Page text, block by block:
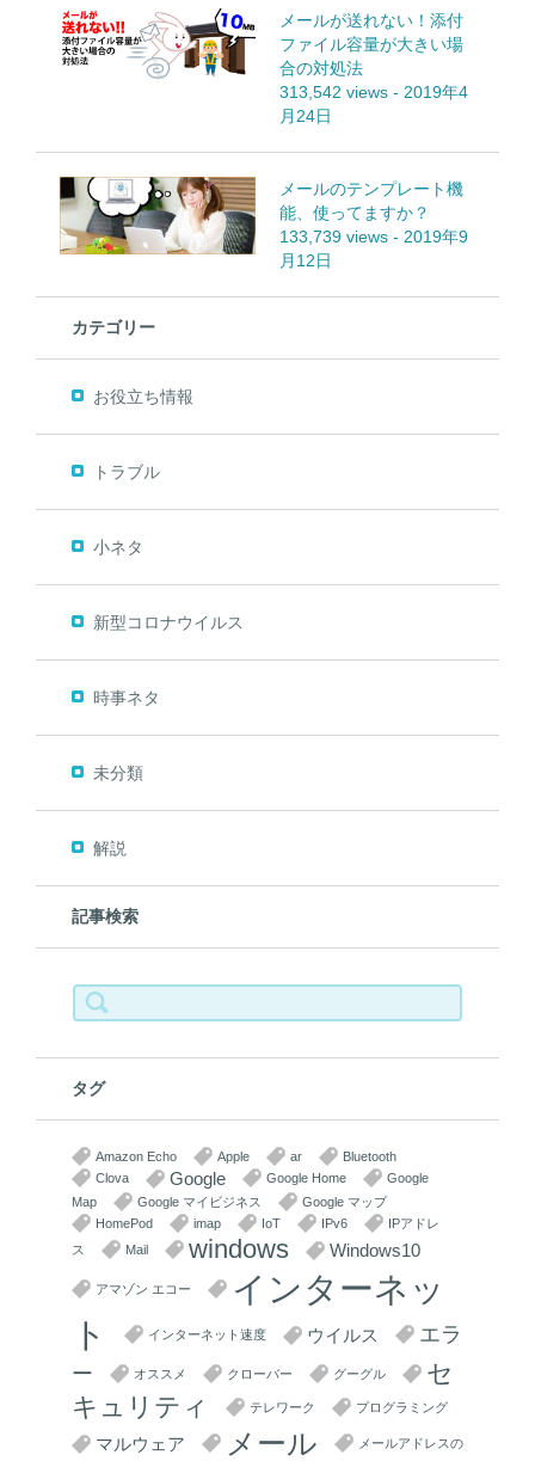
メールが送れない！添付
ファイル容量が大きい場
合の対処法
313,542 views - 2019年4
月24日
メールのテンプレート機
能、使ってますか？
133,739 views - 2019年9
月12日
カテゴリー
お役立ち情報
トラブル
小ネタ
新型コロナウイルス
時事ネタ
未分類
解説
記事検索
検
索:
タグ
Amazon Echo Apple ar
Bluetooth
Clova
Google Google Home
Google
Map
Google マイビジネス
Google マップ
HomePod
imap IoT IPv6
IPアドレ
ス
Mail windows Windows10
アマゾン エコー
インターネッ
ト
インターネット速度 ウイルス
エラ
ー
オススメ クローバー グーグル
セ
キュリティ
テレワーク プログラミング
マルウェア メール メールアドレスの